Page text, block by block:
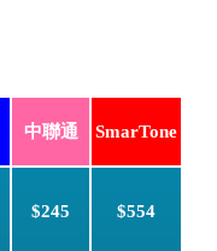
中聯通 SmarTone
$245 $554